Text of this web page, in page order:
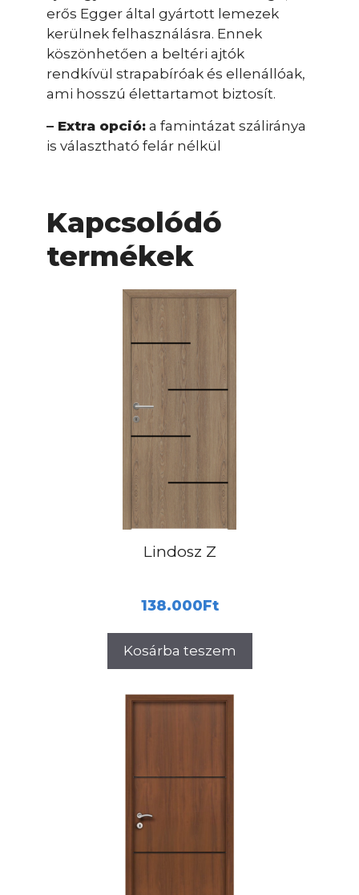
erős Egger által gyártott lemezek
kerülnek felhasználásra. Ennek
köszönhetően a beltéri ajtók
rendkívül strapabíróak és ellenállóak,
ami hosszú élettartamot biztosít.
– Extra opció: a famintázat száliránya
is választható felár nélkül
Kapcsolódó
termékek
Lindosz Z
138.000Ft
Kosárba teszem